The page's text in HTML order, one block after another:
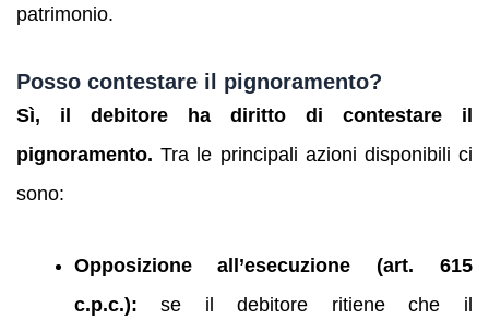
patrimonio.
Posso contestare il pignoramento?
Sì, il debitore ha diritto di contestare il
pignoramento. Tra le principali azioni disponibili ci
sono:
Opposizione all’esecuzione (art. 615
c.p.c.): se il debitore ritiene che il